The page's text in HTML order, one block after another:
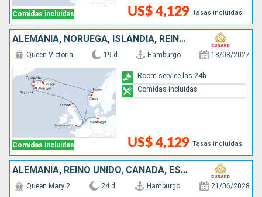
Comidas incluidas US$ 4,129 Tasas incluidas
ALEMANIA, NORUEGA, ISLANDIA, REINO UNIDO
Comidas incluidas
Queen Victoria 19 d Hamburgo 18/08/2027
US$ 4,129 Tasas incluidas
Room service las 24h
Comidas incluidas
ALEMANIA, REINO UNIDO, CANADÁ, ESTADOS UNIDOS
Queen Mary 2 24 d Hamburgo 21/06/2028